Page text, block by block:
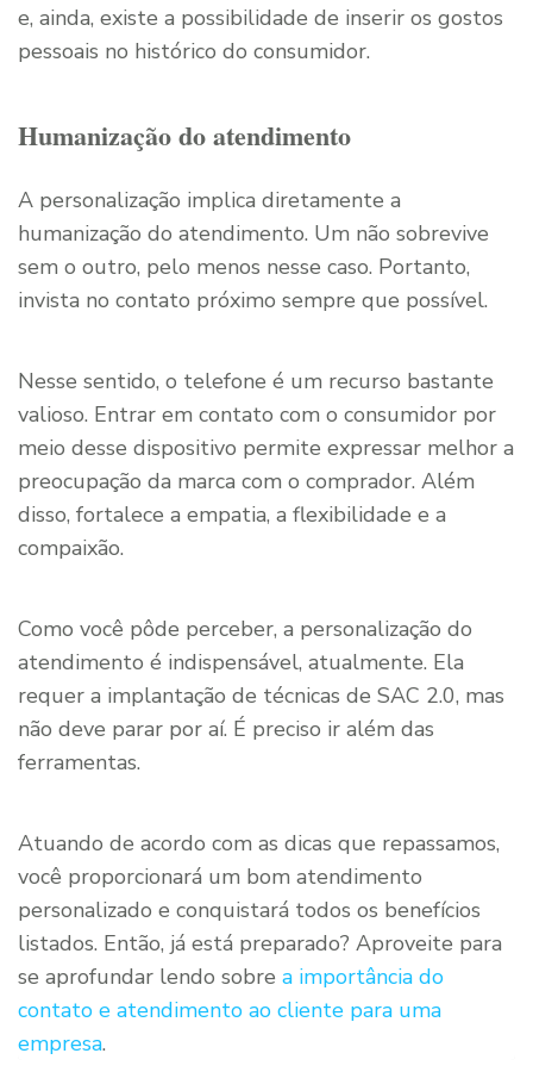
e, ainda, existe a possibilidade de inserir os gostos
pessoais no histórico do consumidor.
Humanização do atendimento
A personalização implica diretamente a
humanização do atendimento. Um não sobrevive
sem o outro, pelo menos nesse caso. Portanto,
invista no contato próximo sempre que possível.
Nesse sentido, o telefone é um recurso bastante
valioso. Entrar em contato com o consumidor por
meio desse dispositivo permite expressar melhor a
preocupação da marca com o comprador. Além
disso, fortalece a empatia, a flexibilidade e a
compaixão.
Como você pôde perceber, a personalização do
atendimento é indispensável, atualmente. Ela
requer a implantação de técnicas de SAC 2.0, mas
não deve parar por aí. É preciso ir além das
ferramentas.
Atuando de acordo com as dicas que repassamos,
você proporcionará um bom atendimento
personalizado e conquistará todos os benefícios
listados. Então, já está preparado? Aproveite para
se aprofundar lendo sobre a importância do
contato e atendimento ao cliente para uma
empresa.